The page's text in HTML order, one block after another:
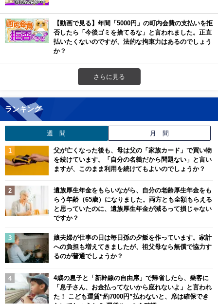
【動画で見る】年間「5000円」の町内会費の支払いを拒
否したら「今後ゴミを捨てるな」と言われました。正直
払いたくないのですが、法的な拘束力はあるのでしょう
か？
さらに見る
ランキング
週 間 月 間
父が亡くなった後も、母は父の「家族カード」で買い物
を続けています。「自分の名義だから問題ない」と言い
ますが、このまま利用を続けてもよいのでしょうか？
遺族厚生年金をもらいながら、自分の老齢厚生年金をも
らう年齢（65歳）になりました。両方とも全額もらえる
と思っていたのに、遺族厚生年金が減るって損じゃない
ですか？
娘夫婦が仕事の日は毎日孫の夕飯を作っています。家計
への負担も増えてきましたが、祖父母なら無償で協力す
るのが普通でしょうか？
4歳の息子と「新幹線の自由席」で帰省したら、乗客に
「息子さん、お金払ってないから座れないよ」と言われ
た！ こども運賃“約7000円”払わないと、席は確保でき